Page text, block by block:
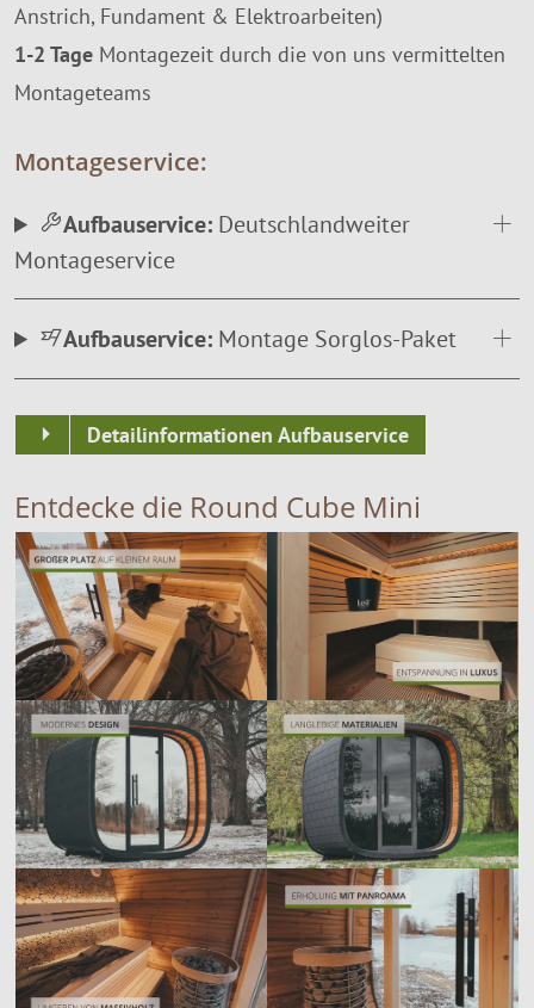
Anstrich, Fundament & Elektroarbeiten)
1-2 Tage Montagezeit durch die von uns vermittelten
Montageteams
Montageservice:
Aufbauservice:Deutschlandweiter
Montageservice
Aufbauservice:Montage Sorglos-Paket
Detailinformationen Aufbauservice
Entdecke die Round Cube Mini